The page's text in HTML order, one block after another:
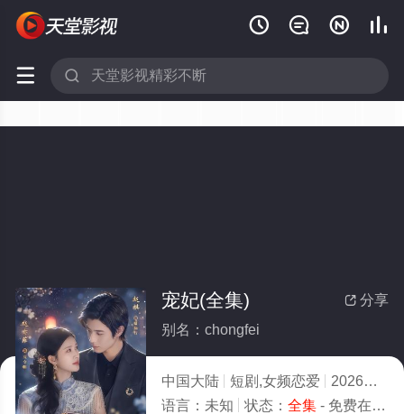
   
 
 分享
宠妃(全集)
别名：chongfei
中国大陆 短剧,女频恋爱 2026
2.0
语言： 未知 状态： 全集- 免费在线观看